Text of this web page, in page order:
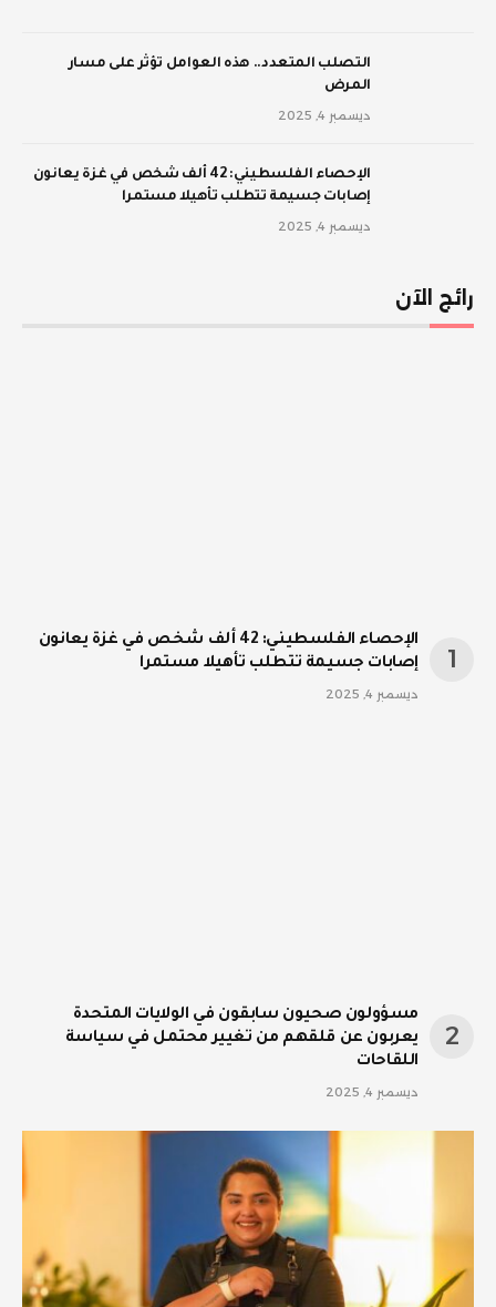
‫التصلب المتعدد.. هذه العوامل تؤثر على مسار
المرض
ديسمبر 4, 2025
الإحصاء الفلسطيني: 42 ألف شخص في غزة يعانون
إصابات جسيمة تتطلب تأهيلا مستمرا
ديسمبر 4, 2025
رائج الآن
الإحصاء الفلسطيني: 42 ألف شخص في غزة يعانون
إصابات جسيمة تتطلب تأهيلا مستمرا
ديسمبر 4, 2025
مسؤولون صحيون سابقون في الولايات المتحدة
يعربون عن قلقهم من تغيير محتمل في سياسة
اللقاحات
ديسمبر 4, 2025